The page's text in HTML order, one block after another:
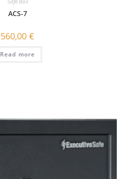
ACS-7
560,00 €
Read more